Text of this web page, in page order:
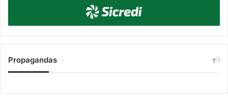
Propagandas